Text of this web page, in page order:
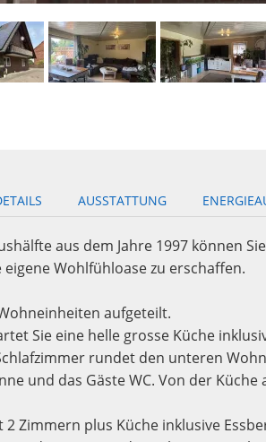
AUSSTATTUNG
aus dem Jahre 1997 können
eigene Wohlfühloase zu erschaffen.
aufgeteilt.
Sie eine helle grosse Küche
rundet den unteren
und das Gäste WC. Von der
Zimmern plus Küche inklusive